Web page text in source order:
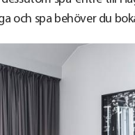
och spa behöver du